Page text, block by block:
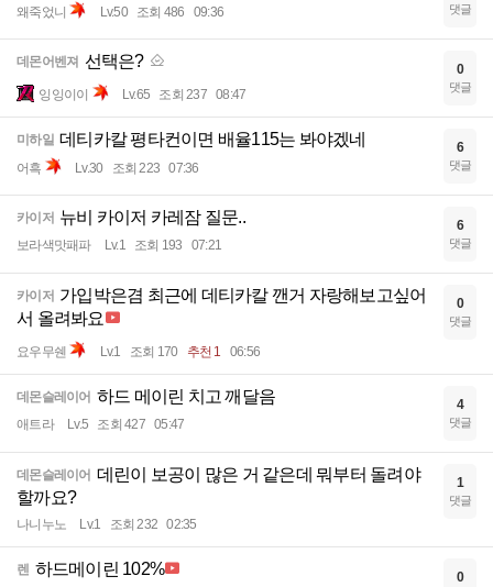
왜죽었니 Lv.50 조회 486 09:36 댓글
데몬어벤져 선택은?
잉잉이이 Lv.65 조회 237 08:47
0
댓글
미하일 데티카칼 평타컨이면 배율115는 봐야겠네
어흑 Lv.30 조회 223 07:36
6
댓글
카이저 뉴비 카이저 카레잠 질문..
보라색맛패파 Lv.1 조회 193 07:21
6
댓글
카이저 가입박은겸 최근에 데티카칼 깬거 자랑해보고싶어
서 올려봐요
요우무쉔 Lv.1 조회 170 추천 1 06:56
0
댓글
데몬슬레이어 하드 메이린 치고 깨달음
애트라 Lv.5 조회 427 05:47
4
댓글
데몬슬레이어 데린이 보공이 많은 거 같은데 뭐부터 돌려야
할까요?
나니누노 Lv.1 조회 232 02:35
1
댓글
렌 하드메이린 102% 0